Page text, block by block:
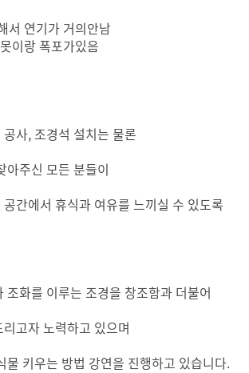
서 연기가 거의안남
이랑 폭포가있음
사, 조경석 설치는 물론
아주신 모든 분들이
간에서 휴식과 여유를 느끼실 수 있도록
화를 이루는 조경을 창조함과 더불어
고자 노력하고 있으며
키우는 방법 강연을 진행하고 있습니다.